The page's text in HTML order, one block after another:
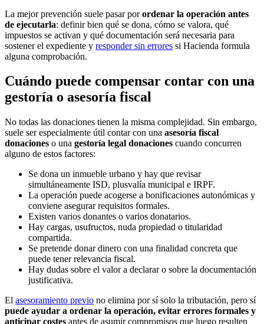
La mejor prevención suele pasar porordenar la operación antes
de ejecutarla: definir bien qué se dona, cómo se valora, qué
impuestos se activan y qué documentación será necesaria para
sostener el expediente y responder sin errores si Hacienda formula
alguna comprobación.
Cuándo puede compensar contar con una
gestoría o asesoría fiscal
No todas las donaciones tienen la misma complejidad. Sin embargo,
suele ser especialmente útil contar con una asesoría fiscal
donaciones o una gestoría legal donaciones cuando concurren
alguno de estos factores:
Se dona un inmueble urbano y hay que revisar
simultáneamente ISD, plusvalía municipal e IRPF.
La operación puede acogerse a bonificaciones autonómicas y
conviene asegurar requisitos formales.
Existen varios donantes o varios donatarios.
Hay cargas, usufructos, nuda propiedad o titularidad
compartida.
Se pretende donar dinero con una finalidad concreta que
puede tener relevancia fiscal.
Hay dudas sobre el valor a declarar o sobre la documentación
justificativa.
El asesoramiento previo no elimina por sí solo la tributación, pero sí
puede ayudar a ordenar la operación, evitar errores formales y
anticipar costes antes de asumir compromisos que luego resulten